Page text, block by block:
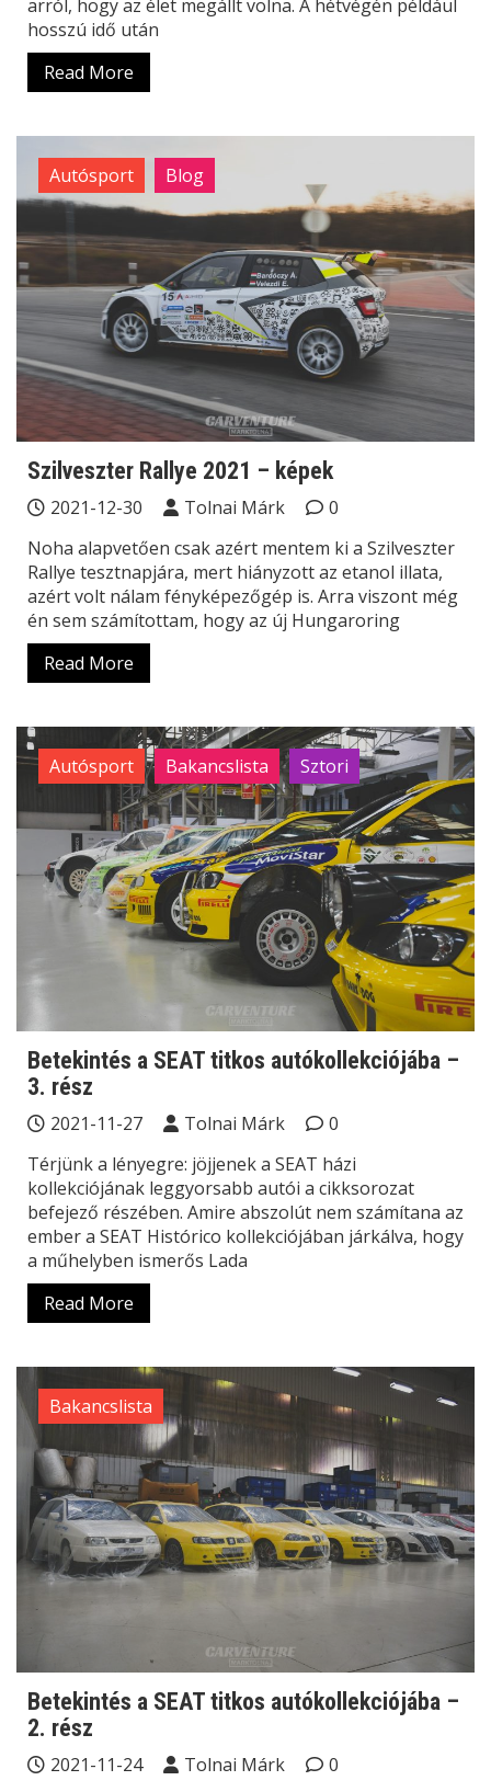
arról, hogy az élet megállt volna. A hétvégén például
hosszú idő után
Read More
Autósport Blog
Szilveszter Rallye 2021 – képek
2021-12-30 Tolnai Márk
0
Noha alapvetően csak azért mentem ki a Szilveszter
Rallye tesztnapjára, mert hiányzott az etanol illata,
azért volt nálam fényképezőgép is. Arra viszont még
én sem számítottam, hogy az új Hungaroring
Read More
Autósport Bakancslista Sztori
Betekintés a SEAT titkos autókollekciójába –
3. rész
2021-11-27 Tolnai Márk
0
Térjünk a lényegre: jöjjenek a SEAT házi
kollekciójának leggyorsabb autói a cikksorozat
befejező részében. Amire abszolút nem számítana az
ember a SEAT Histórico kollekciójában járkálva, hogy
a műhelyben ismerős Lada
Read More
Bakancslista
Betekintés a SEAT titkos autókollekciójába –
2. rész
2021-11-24 Tolnai Márk
0